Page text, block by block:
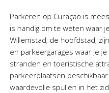
Parkeren op Curaçao is
is handig om te weten waar
Willemstad, de hoofdstad,
en parkeergarages waar je
stranden en toeristische
parkeerplaatsen
waardevolle spullen in het